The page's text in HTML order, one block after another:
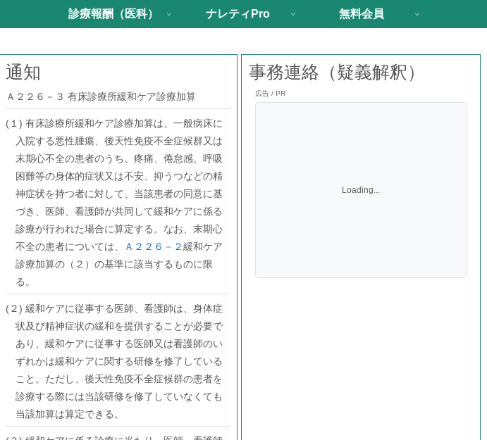
診療報酬（医科） ナレティPro 無料会員
通知
Ａ２２６－３ 有床診療所緩和ケア診療加算
(１) 有床診療所緩和ケア診療加算は、一般病床に
入院する悪性腫瘍、後天性免疫不全症候群又は
末期心不全の患者のうち、疼痛、倦怠感、呼吸
困難等の身体的症状又は不安、抑うつなどの精
神症状を持つ者に対して、当該患者の同意に基
づき、医師、看護師が共同して緩和ケアに係る
診療が行われた場合に算定する。なお、末期心
不全の患者については、
Ａ２２６－２緩和ケア
診療加算の（２）の基準に該当するものに限
る。
(２) 緩和ケアに従事する医師、看護師は、身体症
状及び精神症状の緩和を提供することが必要で
あり、緩和ケアに従事する医師又は看護師のい
ずれかは緩和ケアに関する研修を修了している
こと。ただし、後天性免疫不全症候群の患者を
診療する際には当該研修を修了していなくても
当該加算は算定できる。
事務連絡（疑義解釈）
広告 / PR
Loading...